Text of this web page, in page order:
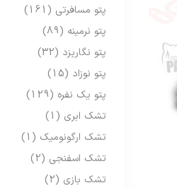
پتو مسافرتی (161)
پتو نرمینه (89)
پتو نگاریزد (32)
پتو نوزاد (15)
پتو یک نفره (129)
تشک ابری (1)
تشک ارگونومیک (1)
تشک اسفنجی (2)
تشک بازی (2)